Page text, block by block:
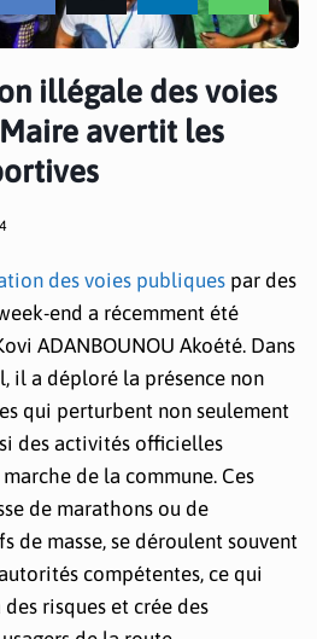
illégale des voies
avertit les
des voies publiques par des
end a récemment été
ADANBOUNOU Akoété. Dans
il a déploré la présence non
qui perturbent non seulement
des activités officielles
de la commune. Ces
de marathons ou de
de masse, se déroulent souvent
compétentes, ce qui
risques et crée des